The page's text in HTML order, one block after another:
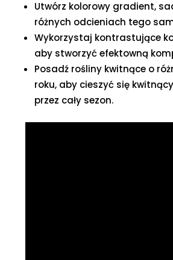
Utwórz kolorowy gradient,
różnych odcieniach tego
Wykorzystaj kontrastujące
aby stworzyć efektowną
Posadź rośliny kwitnące o
roku, aby cieszyć się
przez cały sezon.